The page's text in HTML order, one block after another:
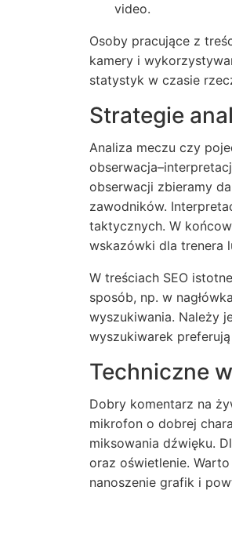
video.
Osoby pracujące z
kamery i
statystyk w czasie
Strategie
Analiza meczu czy
obserwacji zbieramy
zawodników.
taktycznych. W
wskazówki dla trenera
W treściach SEO
sposób, np. w
wyszukiwania. Należy
wyszukiwarek
Techniczne
Dobry komentarz na
mikrofon o dobrej
miksowania dźwięku.
oraz oświetlenie.
nanoszenie grafik i